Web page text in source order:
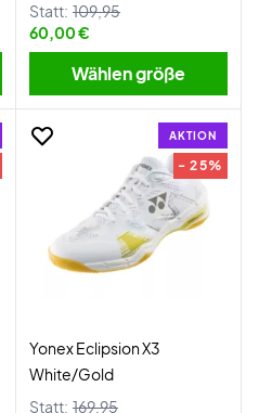
Statt: 109,95
60,00 €
Wählen größe
AKTION
- 25%
Yonex Eclipsion X3
White/Gold
Statt: 169,95